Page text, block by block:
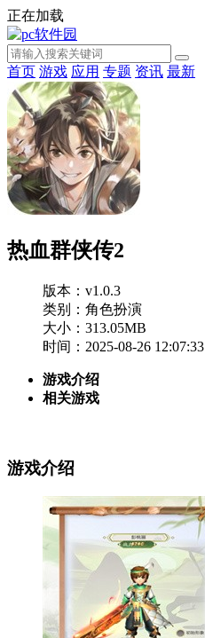
正在加载
首页 游戏 应用 专题 资讯 最新
热血群侠传2
版本：v1.0.3
类别：角色扮演
大小：313.05MB
时间：2025-08-26 12:07:33
游戏介绍
相关游戏
游戏介绍